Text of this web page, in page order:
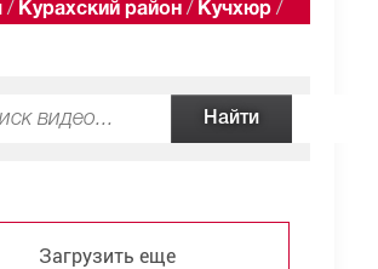
/ Курахский район / Кучхюр /
Загрузить еще